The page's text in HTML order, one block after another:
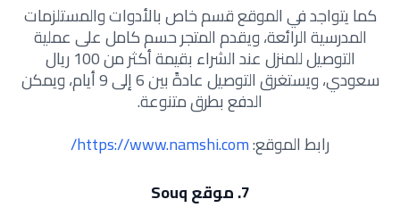
كما يتواجد في الموقع قسم خاص بالأدوات والمستلزمات
المدرسية الرائعة، ويقدم المتجر حسم كامل على عملية
التوصيل للمنزل عند الشراء بقيمة أكثر من 100 ريال
سعودي، ويستغرق التوصيل عادةً بين 6 إلى 9 أيام، ويمكن
الدفع بطرق متنوعة.
رابط الموقع:https://www.namshi.com/
7. موقع Souq